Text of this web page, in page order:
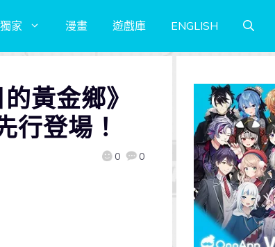
獨家 漫畫 遊戲庫 ENGLISH
黃金鄉》
登場！
0 0